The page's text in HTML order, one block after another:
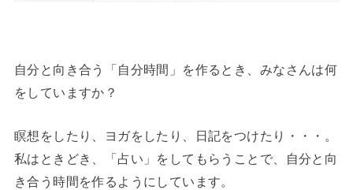
自分と向き合う「自分時間」を作るとき、みなさんは何
をしていますか？
瞑想をしたり、ヨガをしたり、日記をつけたり・・・。
私はときどき、「占い」をしてもらうことで、自分と向
き合う時間を作るようにしています。